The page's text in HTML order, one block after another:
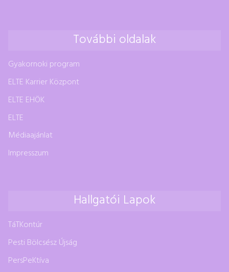
További oldalak
Gyakornoki program
ELTE Karrier Központ
ELTE EHÖK
ELTE
Médiaajánlat
Impresszum
Hallgatói Lapok
TáTKontúr
Pesti Bölcsész Újság
PersPeKtíva